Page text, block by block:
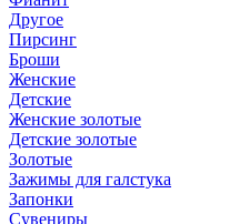
Другое
Пирсинг
Броши
Женские
Детские
Женские золотые
Детские золотые
Золотые
Зажимы для галстука
Запонки
Сувениры